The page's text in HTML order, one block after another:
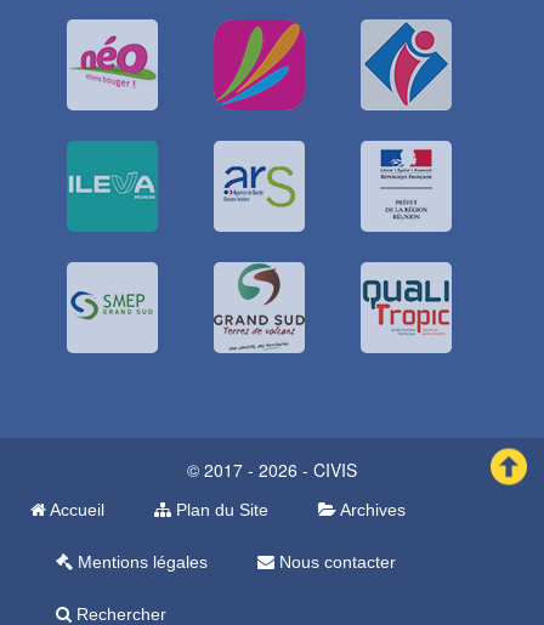
© 2017 - 2026 - CIVIS
Accueil Plan du Site Archives
Mentions légales Nous contacter
Rechercher